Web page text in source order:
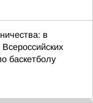
в
баскетболу